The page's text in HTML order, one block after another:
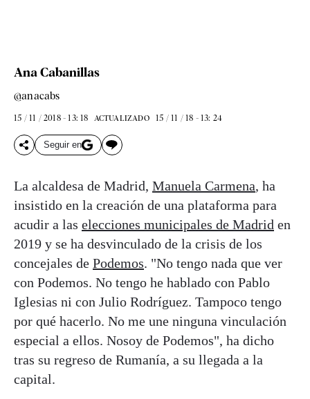
Ana Cabanillas
@anacabs
15 / 11 / 2018 - 13: 18 ACTUALIZADO 15 / 11 / 18 - 13: 24
Seguir en
La alcaldesa de Madrid, Manuela Carmena, ha
insistido en la creación de una plataforma para
acudir a las elecciones municipales de Madrid en
2019 y se ha desvinculado de la crisis de los
concejales de Podemos. "No tengo nada que ver
con Podemos. No tengo he hablado con Pablo
Iglesias ni con Julio Rodríguez. Tampoco tengo
por qué hacerlo. No me une ninguna vinculación
especial a ellos. Nosoy de Podemos", ha dicho
tras su regreso de Rumanía, a su llegada a la
capital.